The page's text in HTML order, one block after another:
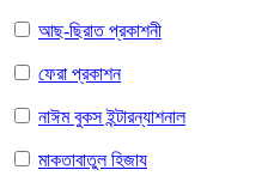
আছ-ছিরাত প্রকাশনী
ফেরা প্রকাশন
নাঈম বুকস ইন্টারন্যাশনাল
মাকতাবাতুল হিজায